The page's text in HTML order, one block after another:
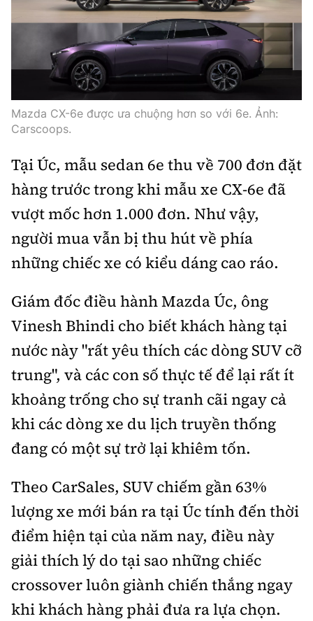
Mazda CX-6e được ưa chuộng hơn so với 6e. Ảnh:
Carscoops.
Tại Úc, mẫu sedan 6e thu về 700 đơn đặt
hàng trước trong khi mẫu xe CX-6e đã
vượt mốc hơn 1.000 đơn. Như vậy,
người mua vẫn bị thu hút về phía
những chiếc xe có kiểu dáng cao ráo.
Giám đốc điều hành Mazda Úc, ông
Vinesh Bhindi cho biết khách hàng tại
nước này "rất yêu thích các dòng SUV cỡ
trung", và các con số thực tế để lại rất ít
khoảng trống cho sự tranh cãi ngay cả
khi các dòng xe du lịch truyền thống
đang có một sự trở lại khiêm tốn.
Theo CarSales, SUV chiếm gần 63%
lượng xe mới bán ra tại Úc tính đến thời
điểm hiện tại của năm nay, điều này
giải thích lý do tại sao những chiếc
crossover luôn giành chiến thắng ngay
khi khách hàng phải đưa ra lựa chọn.